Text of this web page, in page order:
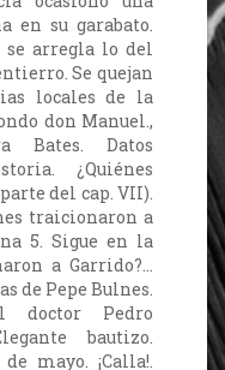
en su garabato.
se arregla lo del
Se quejan
locales de la
don Manuel.,
Bates. Datos
¿Quiénes
del cap. VII).
traicionaron a
5. Sigue en la
a Garrido?...
de Pepe Bulnes.
doctor Pedro
bautizo.
mayo. ¡Calla!.